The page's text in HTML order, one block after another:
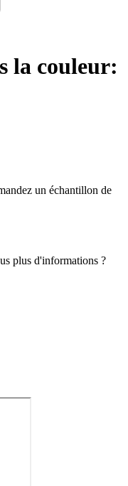
la couleur:
un échantillon de
plus d'informations ?